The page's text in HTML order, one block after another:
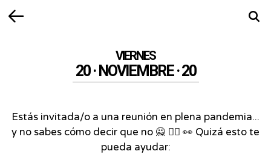
VIERNES
20 · NOVIEMBRE · 20
Estás invitada/o a una reunión en plena pandemia...
y no sabes cómo decir que no 🙅 🙅‍♂️ 👀 Quizá esto te
pueda ayudar: